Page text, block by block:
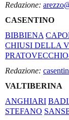
Redazione:
CASENTINO
BIBBIENA
CHIUSI DELLA
Redazione:
VALTIBERINA
ANGHIARI
STEFANO